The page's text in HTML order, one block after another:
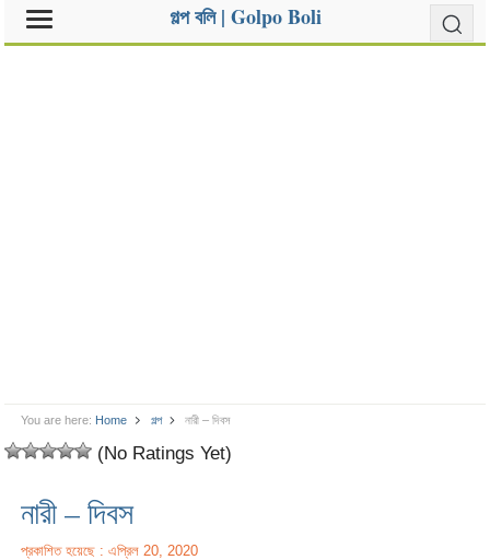
গল্প বলি | Golpo Boli
You are here: Home গল্প নারী – দিবস
(No Ratings Yet)
নারী – দিবস
প্রকাশিত হয়েছে : এপ্রিল 20, 2020